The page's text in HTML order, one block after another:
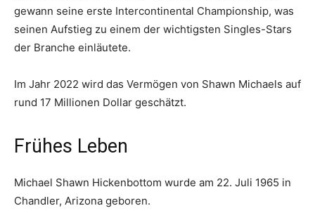
gewann seine erste Intercontinental Championship, was
seinen Aufstieg zu einem der wichtigsten Singles-Stars
der Branche einläutete.
Im Jahr 2022 wird das Vermögen von Shawn Michaels auf
rund 17 Millionen Dollar geschätzt.
Frühes Leben
Michael Shawn Hickenbottom wurde am 22. Juli 1965 in
Chandler, Arizona geboren.